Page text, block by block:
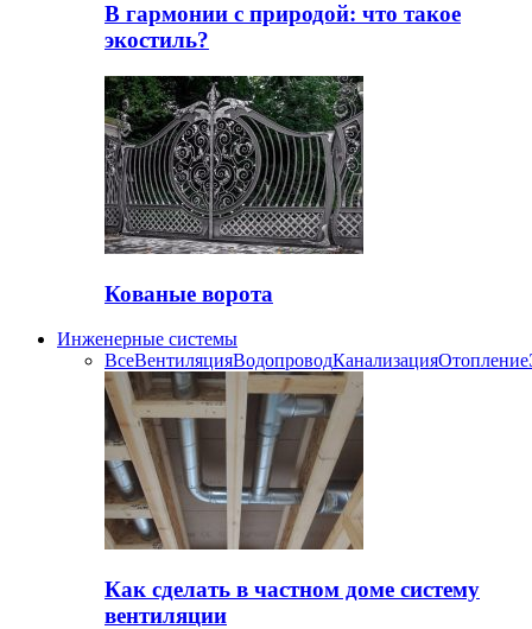
В гармонии с природой: что такое
экостиль?
Кованые ворота
Инженерные системы
ВсеВентиляцияВодопроводКанализацияОтопление
Как сделать в частном доме систему
вентиляции